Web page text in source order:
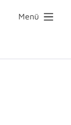
Menü